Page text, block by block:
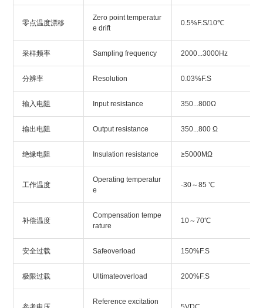
零点温度漂移
Zero point temperatur
e drift
0.5%F.S/10℃
采样频率 Sampling frequency 2000...3000Hz
分辨率 Resolution 0.03%F.S
输入电阻 Input resistance 350...800Ω
输出电阻 Output resistance 350...800 Ω
绝缘电阻 Insulation resistance ≥5000MΩ
工作温度
Operating temperatur
e
-30～85 ℃
补偿温度
Compensation tempe
rature
10～70℃
安全过载 Safeoverload 150%F.S
极限过载 Ultimateoverload 200%F.S
Reference excitation